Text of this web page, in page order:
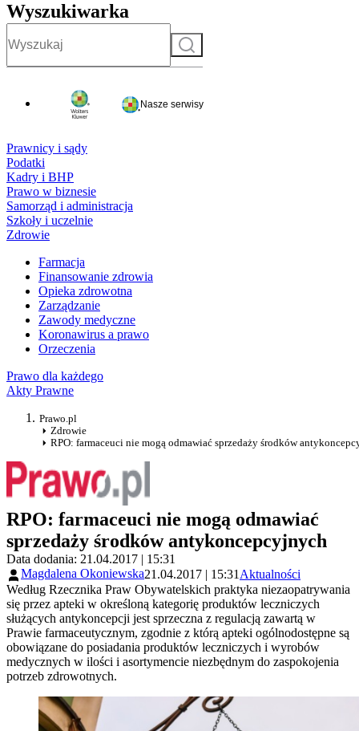
Wyszukiwarka
Szukaj
Nasze serwisy
Prawnicy i sądy
Podatki
Kadry i BHP
Prawo w biznesie
Samorząd i administracja
Szkoły i uczelnie
Zdrowie
Farmacja
Finansowanie zdrowia
Opieka zdrowotna
Zarządzanie
Zawody medyczne
Koronawirus a prawo
Orzeczenia
Prawo dla każdego
Akty Prawne
Prawo.pl
Zdrowie
RPO: farmaceuci nie mogą odmawiać sprzedaży środków
RPO: farmaceuci nie mogą odmawiać
sprzedaży środków antykoncepcyjnych
Data dodania: 21.04.2017 | 15:31
Magdalena Okoniewska21.04.2017 | 15:31 Aktualności
Według Rzecznika Praw Obywatelskich praktyka niezaopatrywania
się przez apteki w określoną kategorię produktów leczniczych
służących antykoncepcji jest sprzeczna z regulacją zawartą w
Prawie farmaceutycznym, zgodnie z którą apteki ogólnodostępne są
obowiązane do posiadania produktów leczniczych i wyrobów
medycznych w ilości i asortymencie niezbędnym do zaspokojenia
potrzeb zdrowotnych.